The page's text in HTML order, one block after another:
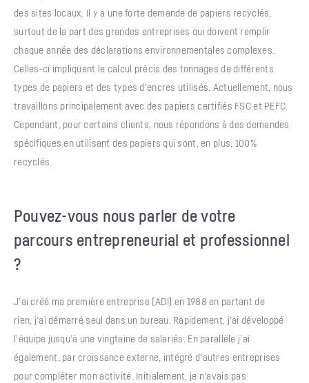
des sites locaux. Il y a une forte demande de papiers recyclés,
surtout de la part des grandes entreprises qui doivent remplir
chaque année des déclarations environnementales complexes.
Celles-ci impliquent le calcul précis des tonnages de différents
types de papiers et des types d’encres utilisés. Actuellement, nous
travaillons principalement avec des papiers certifiés FSC et PEFC.
Cependant, pour certains clients, nous répondons à des demandes
spécifiques en utilisant des papiers qui sont, en plus, 100%
recyclés.
Pouvez-vous nous parler de votre
parcours entrepreneurial et professionnel
?
J’ai créé ma première entreprise (ADI) en 1988 en partant de
rien, j’ai démarré seul dans un bureau. Rapidement, j’ai développé
l’équipe jusqu’à une vingtaine de salariés. En parallèle j’ai
également, par croissance externe, intégré d’autres entreprises
pour compléter mon activité. Initialement, je n’avais pas